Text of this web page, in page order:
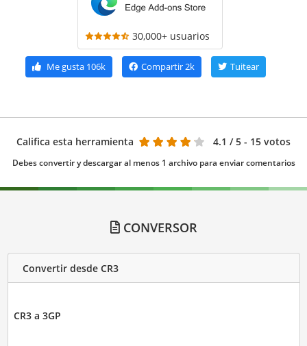
30,000+ usuarios
Me gusta106k Compartir2k Tuitear
Califica esta herramienta 4.1 / 5 - 15 votos
Debes convertir y descargar al menos 1 archivo para enviar comentarios
CONVERSOR
Convertir desde CR3
CR3 a 3GP